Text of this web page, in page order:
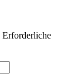
Erforderliche